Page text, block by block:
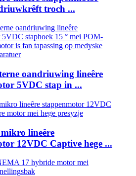
troch ...
oandriuwing lineêre
5VDC stap in ...
lineêre
12VDC Captive hege ...